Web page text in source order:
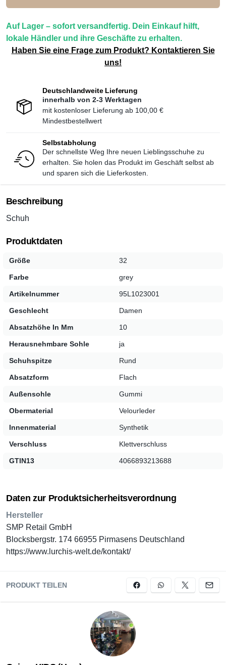
Auf Lager – sofort versandfertig. Dein Einkauf hilft,
lokale Händler und ihre Geschäfte zu erhalten.
Haben Sie eine Frage zum Produkt? Kontaktieren Sie
uns!
Deutschlandweite Lieferung
innerhalb von 2-3 Werktagen
mit kostenloser Lieferung ab 100,00 €
Mindestbestellwert
Selbstabholung
Der schnellste Weg Ihre neuen Lieblingsschuhe zu
erhalten. Sie holen das Produkt im Geschäft selbst ab
und sparen sich die Lieferkosten.
Beschreibung
Schuh
Produktdaten
Größe 32
Farbe grey
Artikelnummer 95L1023001
Geschlecht Damen
Absatzhöhe In Mm 10
Herausnehmbare Sohle ja
Schuhspitze Rund
Absatzform Flach
Außensohle Gummi
Obermaterial Velourleder
Innenmaterial Synthetik
Verschluss Klettverschluss
GTIN13 4066893213688
Daten zur Produktsicherheitsverordnung
Hersteller
SMP Retail GmbH
Blocksbergstr. 174 66955 Pirmasens Deutschland
https://www.lurchis-welt.de/kontakt/
PRODUKT TEILEN